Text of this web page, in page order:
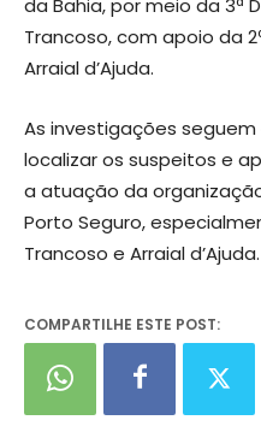
da Bahia, por meio da 3ª
Trancoso, com apoio da
Arraial d’Ajuda.
As investigações
localizar os suspeitos e
a atuação da
Porto Seguro,
Trancoso e Arraial d’Ajuda.
COMPARTILHE ESTE POST: